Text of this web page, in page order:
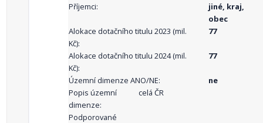
Příjemci:
jiné, kraj,
obec
Alokace dotačního titulu 2023 (mil.
Kč):
77
Alokace dotačního titulu 2024 (mil.
Kč):
77
Územní dimenze ANO/NE:
ne
Popis územní
dimenze:
celá ČR
Podporované